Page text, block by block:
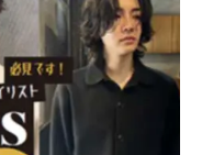
るセミナー、ぜ